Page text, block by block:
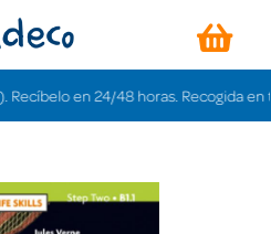
en 24/48 horas. Recogida en